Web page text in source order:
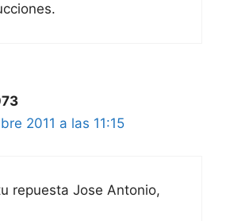
2011 a las 11:15
repuesta Jose Antonio,